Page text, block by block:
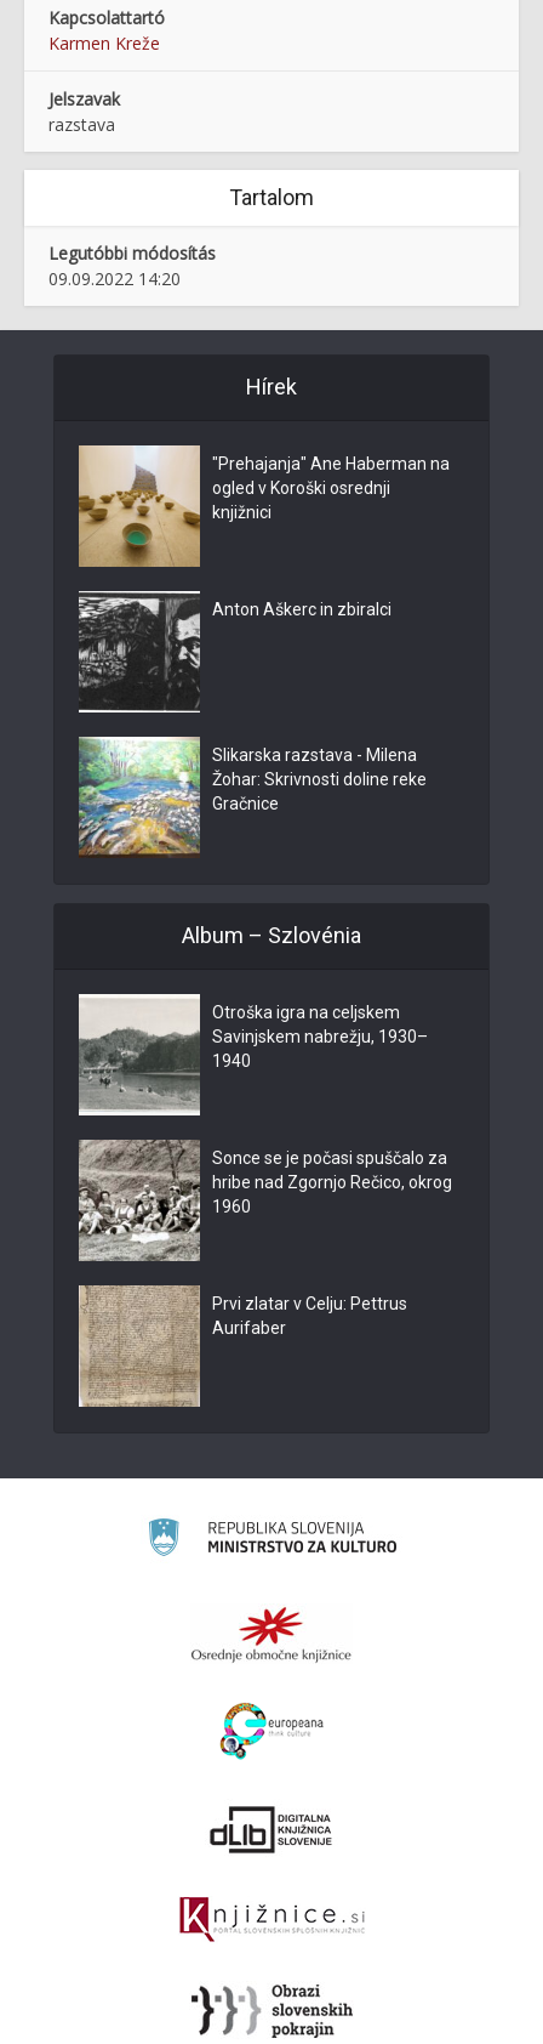
Kapcsolattartó
Karmen Kreže
Jelszavak
razstava
Tartalom
Legutóbbi módosítás
09.09.2022 14:20
Hírek
"Prehajanja" Ane Haberman na
ogled v Koroški osrednji
knjižnici
Anton Aškerc in zbiralci
Slikarska razstava - Milena
Žohar: Skrivnosti doline reke
Gračnice
Album – Szlovénia
Otroška igra na celjskem
Savinjskem nabrežju, 1930–
1940
Sonce se je počasi spuščalo za
hribe nad Zgornjo Rečico, okrog
1960
Prvi zlatar v Celju: Pettrus
Aurifaber